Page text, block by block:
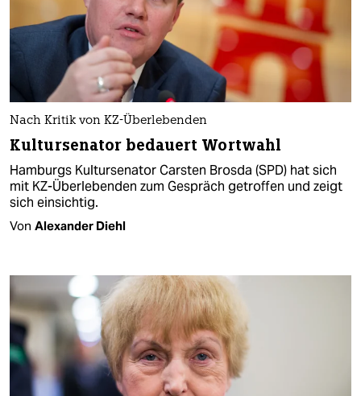
Nach Kritik von KZ-Überlebenden
Kultursenator bedauert Wortwahl
Hamburgs Kultursenator Carsten Brosda (SPD) hat sich
mit KZ-Überlebenden zum Gespräch getroffen und zeigt
sich einsichtig.
Von Alexander Diehl